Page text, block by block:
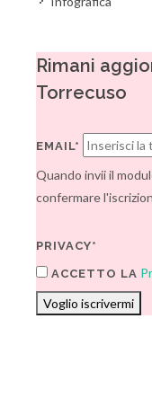
Rimani
Torrecuso
EMAIL*
Quando invii il
confermare
PRIVACY*
ACCETTO LA
Voglio iscrivermi